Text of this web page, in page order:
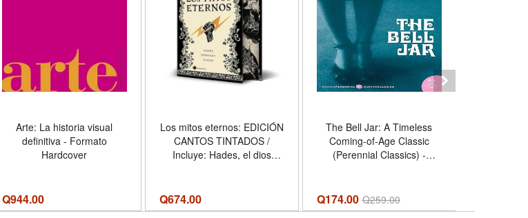
Arte: La historia visual
definitiva - Formato
Hardcover
Q944.00
Los mitos eternos: EDICIÓN
CANTOS TINTADOS /
Incluye: Hades, el dios
Sísifo, el hombre que
engañó a la muerte -
Q674.00
The Bell Jar: A Timeless
Coming-of-Age Classic
(Perennial Classics) -
Q174.00 Q259.00